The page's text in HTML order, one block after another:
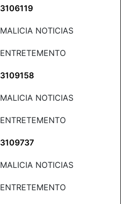
3106119
MALICIA NOTICIAS
ENTRETEMENTO
3109158
MALICIA NOTICIAS
ENTRETEMENTO
3109737
MALICIA NOTICIAS
ENTRETEMENTO